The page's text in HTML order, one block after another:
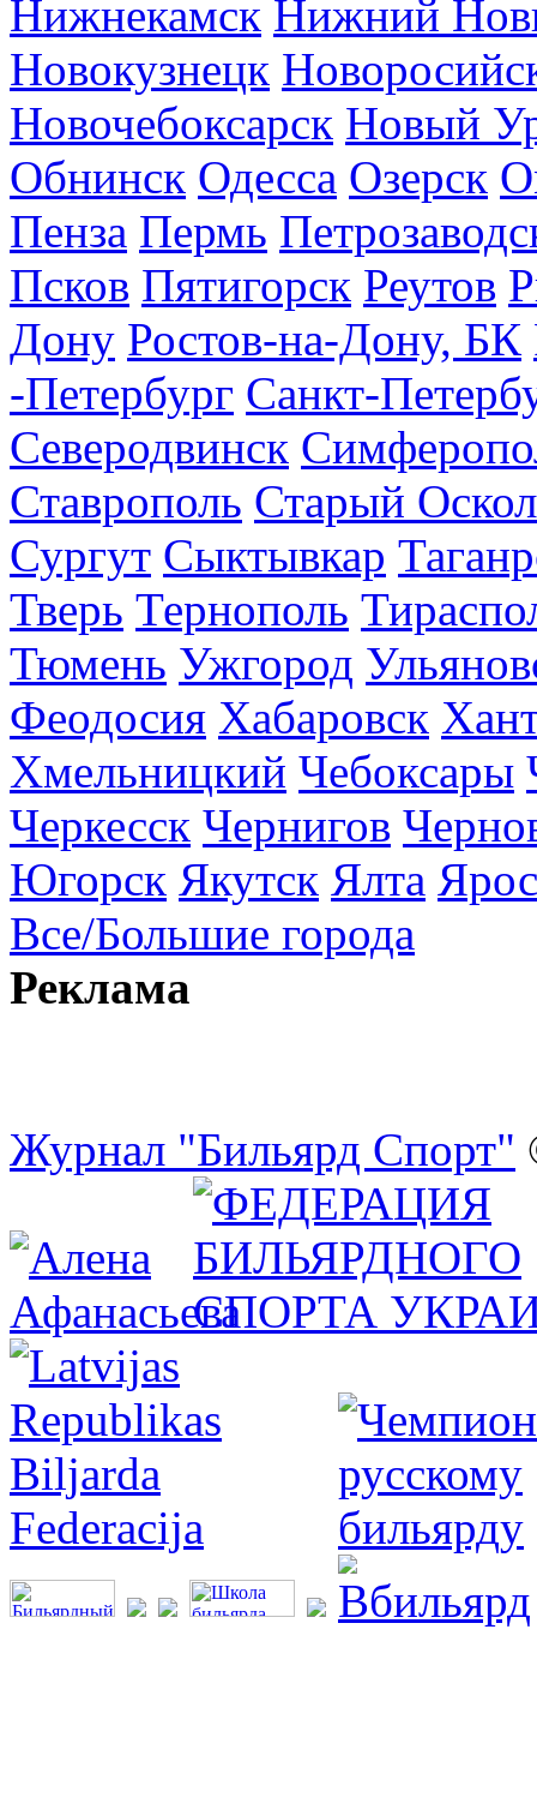
Нижнекамск Нижний
Новокузнецк
Новочебоксарск Новый
Обнинск Одесса Озерск
Пенза Пермь
Псков Пятигорск Реутов
Дону Ростов-на-Дону, БК
-Петербург Санкт-
Северодвинск
Ставрополь Старый Оскол
Сургут Сыктывкар
Тверь Тернополь
Тюмень Ужгород
Феодосия Хабаровск
Хмельницкий Чебоксары
Черкесск Чернигов
Югорск Якутск Ялта
Все/Большие города
Реклама
Журнал "Бильярд Спорт"